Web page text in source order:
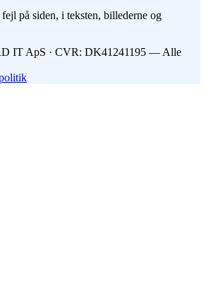
på siden, i teksten, billederne og
IT ApS · CVR: DK41241195 — Alle